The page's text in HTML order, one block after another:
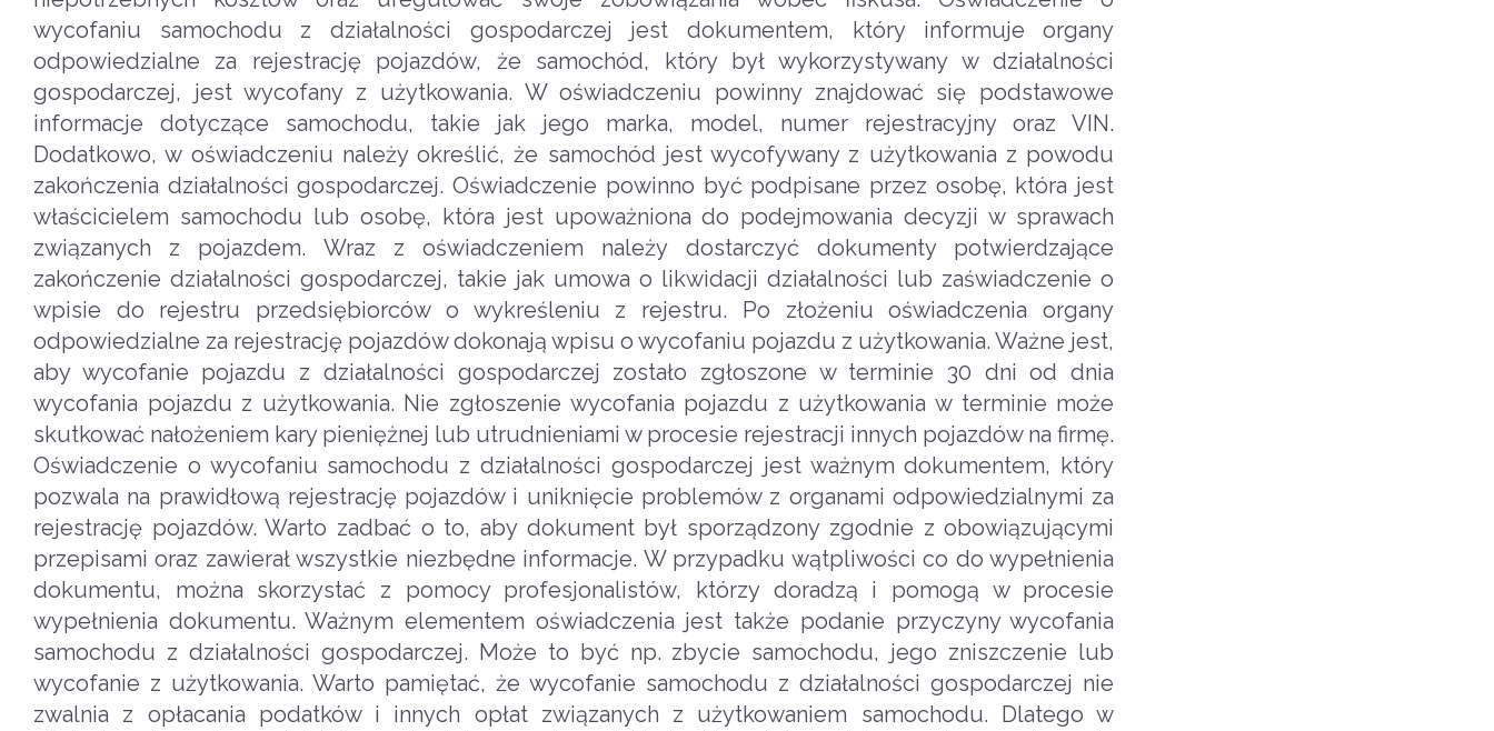
wycofaniu samochodu z działalności gospodarczej jest dokumentem, który informuje organy
odpowiedzialne za rejestrację pojazdów, że samochód, który był wykorzystywany w działalności
gospodarczej, jest wycofany z użytkowania. W oświadczeniu powinny znajdować się podstawowe
informacje dotyczące samochodu, takie jak jego marka, model, numer rejestracyjny oraz VIN.
Dodatkowo, w oświadczeniu należy określić, że samochód jest wycofywany z użytkowania z powodu
zakończenia działalności gospodarczej. Oświadczenie powinno być podpisane przez osobę, która jest
właścicielem samochodu lub osobę, która jest upoważniona do podejmowania decyzji w sprawach
związanych z pojazdem. Wraz z oświadczeniem należy dostarczyć dokumenty potwierdzające
zakończenie działalności gospodarczej, takie jak umowa o likwidacji działalności lub zaświadczenie o
wpisie do rejestru przedsiębiorców o wykreśleniu z rejestru. Po złożeniu oświadczenia organy
odpowiedzialne za rejestrację pojazdów dokonają wpisu o wycofaniu pojazdu z użytkowania. Ważne jest,
aby wycofanie pojazdu z działalności gospodarczej zostało zgłoszone w terminie 30 dni od dnia
wycofania pojazdu z użytkowania. Nie zgłoszenie wycofania pojazdu z użytkowania w terminie może
skutkować nałożeniem kary pieniężnej lub utrudnieniami w procesie rejestracji innych pojazdów na firmę.
Oświadczenie o wycofaniu samochodu z działalności gospodarczej jest ważnym dokumentem, który
pozwala na prawidłową rejestrację pojazdów i uniknięcie problemów z organami odpowiedzialnymi za
rejestrację pojazdów. Warto zadbać o to, aby dokument był sporządzony zgodnie z obowiązującymi
przepisami oraz zawierał wszystkie niezbędne informacje. W przypadku wątpliwości co do wypełnienia
dokumentu, można skorzystać z pomocy profesjonalistów, którzy doradzą i pomogą w procesie
wypełnienia dokumentu. Ważnym elementem oświadczenia jest także podanie przyczyny wycofania
samochodu z działalności gospodarczej. Może to być np. zbycie samochodu, jego zniszczenie lub
wycofanie z użytkowania. Warto pamiętać, że wycofanie samochodu z działalności gospodarczej nie
zwalnia z opłacania podatków i innych opłat związanych z użytkowaniem samochodu. Dlatego w